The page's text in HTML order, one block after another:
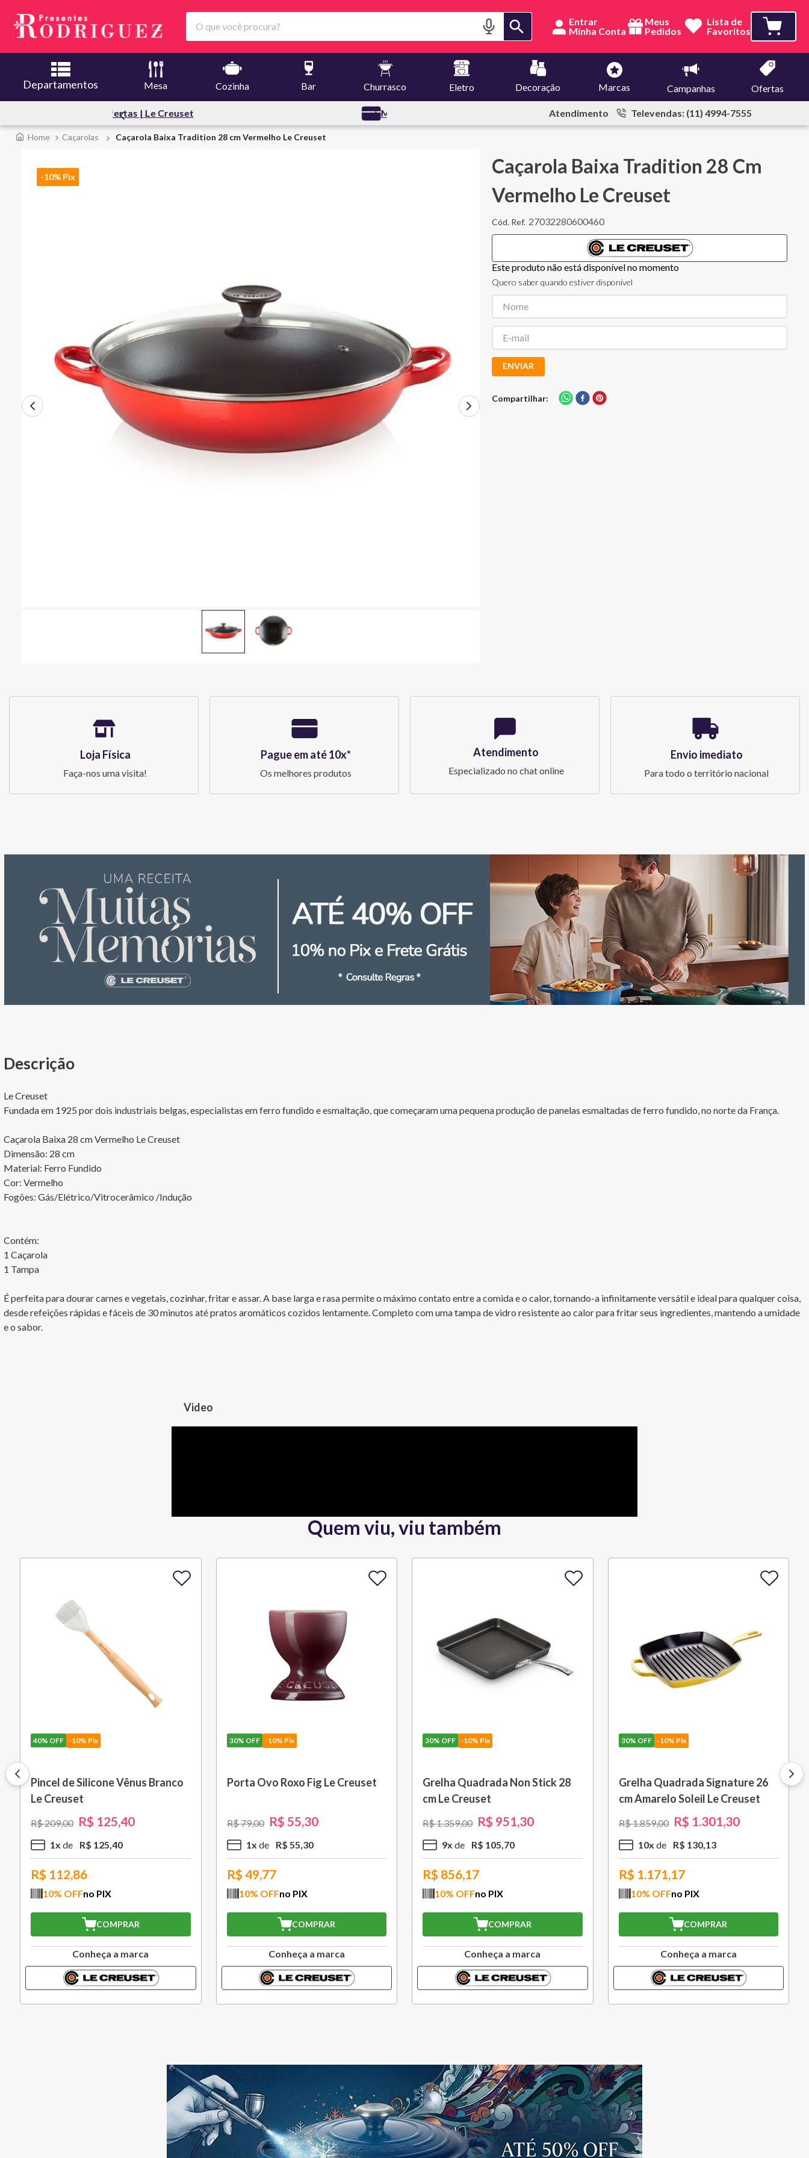
O que você procura? Entrar
Meus
Pedidos
Lista de
Favoritos
Departamentos Mesa Cozinha Bar Churrasco Eletro Decoração Marcas Campanhas Ofertas
Atendimento Televendas: (11) 4994-7555
Caçarolas Caçarola Baixa Tradition 28 cm Vermelho Le Creuset
-10% Pix
Caçarola Baixa Tradition 28 Cm
Vermelho Le Creuset
27032280600460
Este produto não está disponível no momento
Quero saber quando estiver disponível
ENVIAR
Compartilhar
Loja Física
Faça-nos uma visita!
Pague em até 10x*
Os melhores produtos
Atendimento
Especializado no chat online
Envio imediato
Para todo o território nacional
Le Creuset
Fundada em 1925 por dois industriais belgas, especialistas em ferro fundido e esmaltação, que começaram uma pequena produção de panelas esmaltadas de ferro fundido, no norte da França.
Caçarola Baixa 28 cm Vermelho Le Creuset
Dimensão: 28 cm
Material: Ferro Fundido
Cor: Vermelho
Fogões: Gás/Elétrico/Vitrocerâmico /Indução
Contém:
1 Caçarola
1 Tampa
É perfeita para dourar carnes e vegetais, cozinhar, fritar e assar. A base larga e rasa permite o máximo contato entre a comida e o calor, tornando-a infinitamente versátil e ideal para qualquer coisa,
desde refeições rápidas e fáceis de 30 minutos até pratos aromáticos cozidos lentamente. Completo com uma tampa de vidro resistente ao calor para fritar seus ingredientes, mantendo a umidade
e o sabor.
Video
Quem viu, viu também
40% OFF -10% Pix
Pincel de Silicone Vênus Branco
Le Creuset
R$209,00 R$ 125,40
1x R$ 125 ,40
R$ 112,86
10% OFFno PIX
COMPRAR
Conheça a marca
30% OFF -10% Pix
Porta Ovo Roxo Fig Le Creuset
R$79,00 R$ 55,30
1x R$ 55 30
R$ 49,77
10% OFFno PIX
COMPRAR
Conheça a marca
30% OFF -10% Pix
Grelha Quadrada Non Stick 28
cm Le Creuset
R$1.359,00 R$ 951,30
9x R$ 105 70
R$ 856,17
10% OFFno PIX
COMPRAR
Conheça a marca
30% OFF -10% Pix
Grelha Quadrada Signature 26
cm Amarelo Soleil Le Creuset
R$1.859,00 R$ 1.301,30
10x R$ 130, 13
R$ 1.171,17
10% OFFno PIX
COMPRAR
Conheça a marca